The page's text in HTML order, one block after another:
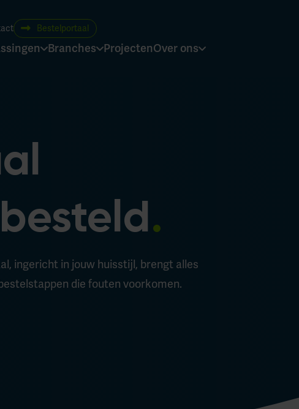
Bestelportaal
Branches ProjectenOver ons
ingericht in jouw huisstijl, brengt alles
die fouten voorkomen.